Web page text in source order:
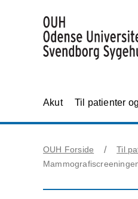
Akut Til patienter
OUH Forside Til